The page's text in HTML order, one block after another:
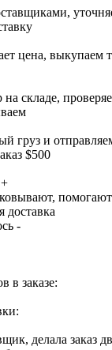
цена, выкупаем
складе,
груз и
$500
доставка
-
в заказе:
делала заказ